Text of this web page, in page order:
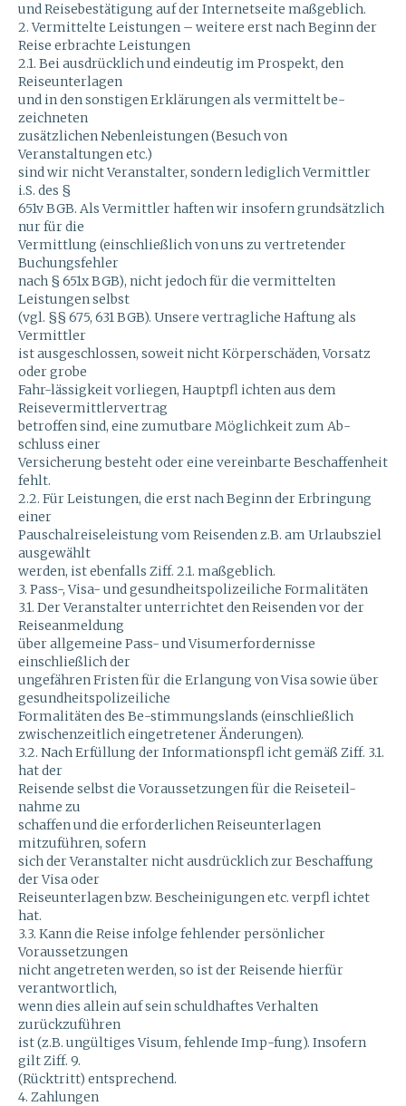
und Reisebestätigung auf der Internetseite maßgeblich.
2. Vermittelte Leistungen – weitere erst nach Beginn der
Reise erbrachte Leistungen
2.1. Bei ausdrücklich und eindeutig im Prospekt, den
Reiseunterlagen
und in den sonstigen Erklärungen als vermittelt be-
zeichneten
zusätzlichen Nebenleistungen (Besuch von
Veranstaltungen etc.)
sind wir nicht Veranstalter, sondern lediglich Vermittler
i.S. des §
651v BGB. Als Vermittler haften wir insofern grundsätzlich
nur für die
Vermittlung (einschließlich von uns zu vertretender
Buchungsfehler
nach § 651x BGB), nicht jedoch für die vermittelten
Leistungen selbst
(vgl. §§ 675, 631 BGB). Unsere vertragliche Haftung als
Vermittler
ist ausgeschlossen, soweit nicht Körperschäden, Vorsatz
oder grobe
Fahr-lässigkeit vorliegen, Hauptpfl ichten aus dem
Reisevermittlervertrag
betroffen sind, eine zumutbare Möglichkeit zum Ab-
schluss einer
Versicherung besteht oder eine vereinbarte Beschaffenheit
fehlt.
2.2. Für Leistungen, die erst nach Beginn der Erbringung
einer
Pauschalreiseleistung vom Reisenden z.B. am Urlaubsziel
ausgewählt
werden, ist ebenfalls Ziff. 2.1. maßgeblich.
3. Pass-, Visa- und gesundheitspolizeiliche Formalitäten
3.1. Der Veranstalter unterrichtet den Reisenden vor der
Reiseanmeldung
über allgemeine Pass- und Visumerfordernisse
einschließlich der
ungefähren Fristen für die Erlangung von Visa sowie über
gesundheitspolizeiliche
Formalitäten des Be-stimmungslands (einschließlich
zwischenzeitlich eingetretener Änderungen).
3.2. Nach Erfüllung der Informationspfl icht gemäß Ziff. 3.1.
hat der
Reisende selbst die Voraussetzungen für die Reiseteil-
nahme zu
schaffen und die erforderlichen Reiseunterlagen
mitzuführen, sofern
sich der Veranstalter nicht ausdrücklich zur Beschaffung
der Visa oder
Reiseunterlagen bzw. Bescheinigungen etc. verpfl ichtet
hat.
3.3. Kann die Reise infolge fehlender persönlicher
Voraussetzungen
nicht angetreten werden, so ist der Reisende hierfür
verantwortlich,
wenn dies allein auf sein schuldhaftes Verhalten
zurückzuführen
ist (z.B. ungültiges Visum, fehlende Imp-fung). Insofern
gilt Ziff. 9.
(Rücktritt) entsprechend.
4. Zahlungen